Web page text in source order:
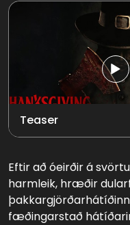
Teaser
Eftir að óeirðir á
harmleik, hræðir
fæðingarstað